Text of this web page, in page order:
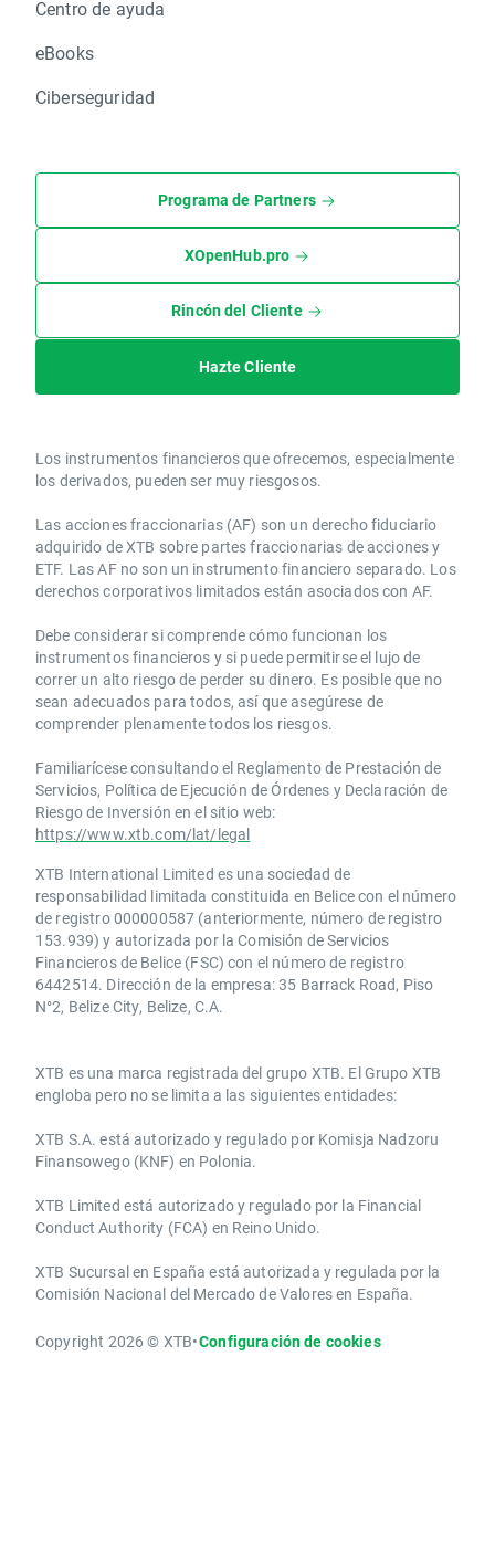
Centro de ayuda
eBooks
Ciberseguridad
Programa de Partners
XOpenHub.pro
Rincón del Cliente
Hazte Cliente
Los instrumentos financieros que ofrecemos, especialmente
los derivados, pueden ser muy riesgosos.
Las acciones fraccionarias (AF) son un derecho fiduciario
adquirido de XTB sobre partes fraccionarias de acciones y
ETF. Las AF no son un instrumento financiero separado. Los
derechos corporativos limitados están asociados con AF.
Debe considerar si comprende cómo funcionan los
instrumentos financieros y si puede permitirse el lujo de
correr un alto riesgo de perder su dinero. Es posible que no
sean adecuados para todos, así que asegúrese de
comprender plenamente todos los riesgos.
Familiarícese consultando el Reglamento de Prestación de
Servicios, Política de Ejecución de Órdenes y Declaración de
Riesgo de Inversión en el sitio web:
https://www.xtb.com/lat/legal
XTB International Limited es una sociedad de
responsabilidad limitada constituida en Belice con el número
de registro 000000587 (anteriormente, número de registro
153.939) y autorizada por la Comisión de Servicios
Financieros de Belice (FSC) con el número de registro
6442514. Dirección de la empresa: 35 Barrack Road, Piso
N°2, Belize City, Belize, C.A.
​​XTB es una marca registrada del grupo XTB. El Grupo XTB
engloba pero no se limita a las siguientes entidades:
XTB S.A.​ está autorizado y regulado por Komisja Nadzoru
Finansowego (KNF) ​en Polonia.
XTB Limited ​está autorizado y regulado por la ​Financial
Conduct Authority ​(FCA) en ​​Reino Unido.
XTB Sucursal en España está autorizada y regulada por la
Comisión Nacional del Mercado de Valores en España.
Copyright 2026 © XTB•Configuración de cookies